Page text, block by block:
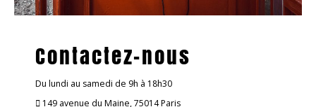
Contactez-nous
Du lundi au samedi de 9h à 18h30
149 avenue du Maine, 75014 Paris